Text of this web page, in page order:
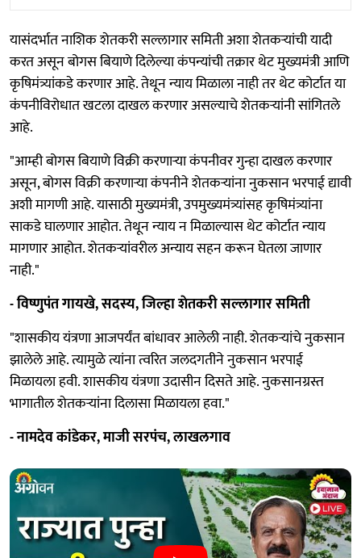
यासंदर्भात नाशिक शेतकरी सल्लागार समिती अशा शेतकऱ्यांची यादी
करत असून बोगस बियाणे दिलेल्या कंपन्यांची तक्रार थेट मुख्यमंत्री आणि
कृषिमंत्र्यांकडे करणार आहे. तेथून न्याय मिळाला नाही तर थेट कोर्टात या
कंपनीविरोधात खटला दाखल करणार असल्याचे शेतकऱ्यांनी सांगितले
आहे.
"आम्ही बोगस बियाणे विक्री करणाऱ्या कंपनीवर गुन्हा दाखल करणार
असून, बोगस विक्री करणाऱ्या कंपनीने शेतकऱ्यांना नुकसान भरपाई द्यावी
अशी मागणी आहे. यासाठी मुख्यमंत्री, उपमुख्यमंत्र्यांसह कृषिमंत्र्यांना
साकडे घालणार आहोत. तेथून न्याय न मिळाल्यास थेट कोर्टात न्याय
मागणार आहोत. शेतकऱ्यांवरील अन्याय सहन करून घेतला जाणार
नाही."
- विष्णुपंत गायखे, सदस्य, जिल्हा शेतकरी सल्लागार समिती
"शासकीय यंत्रणा आजपर्यंत बांधावर आलेली नाही. शेतकऱ्यांचे नुकसान
झालेले आहे. त्यामुळे त्यांना त्वरित जलदगतीने नुकसान भरपाई
मिळायला हवी. शासकीय यंत्रणा उदासीन दिसते आहे. नुकसानग्रस्त
भागातील शेतकऱ्यांना दिलासा मिळायला हवा."
- नामदेव कांडेकर, माजी सरपंच, लाखलगाव